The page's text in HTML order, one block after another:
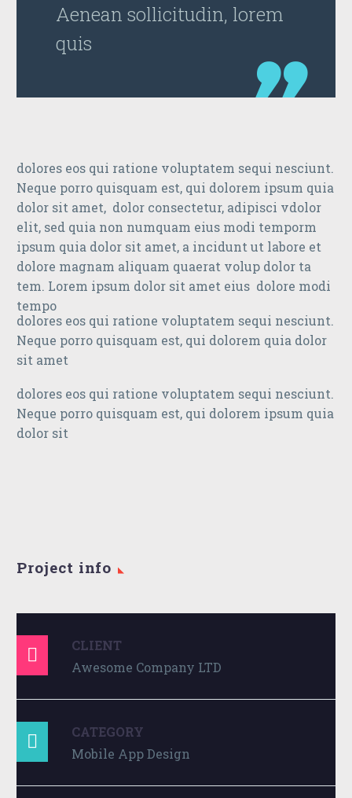
Aenean sollicitudin, lorem
quis
dolores eos qui ratione voluptatem sequi nesciunt.
Neque porro quisquam est, qui dolorem ipsum quia
dolor sit amet, dolor consectetur, adipisci vdolor
elit, sed quia non numquam eius modi temporm
ipsum quia dolor sit amet, a incidunt ut labore et
dolore magnam aliquam quaerat volup dolor ta
tem. Lorem ipsum dolor sit amet eius dolore modi
tempo
dolores eos qui ratione voluptatem sequi nesciunt.
Neque porro quisquam est, qui dolorem quia dolor
sit amet
dolores eos qui ratione voluptatem sequi nesciunt.
Neque porro quisquam est, qui dolorem ipsum quia
dolor sit
Project info

CLIENT
Awesome Company LTD

CATEGORY
Mobile App Design